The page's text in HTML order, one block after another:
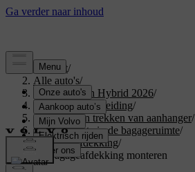
Support/
Alle auto's/
XC60 Plug-in Hybrid 2026/
Gebruikershandleiding/
Opbergen en trekken van aanhanger/
Opbergruimte in de bagageruimte/
Bagageafdekking/
De bagageafdekking monteren